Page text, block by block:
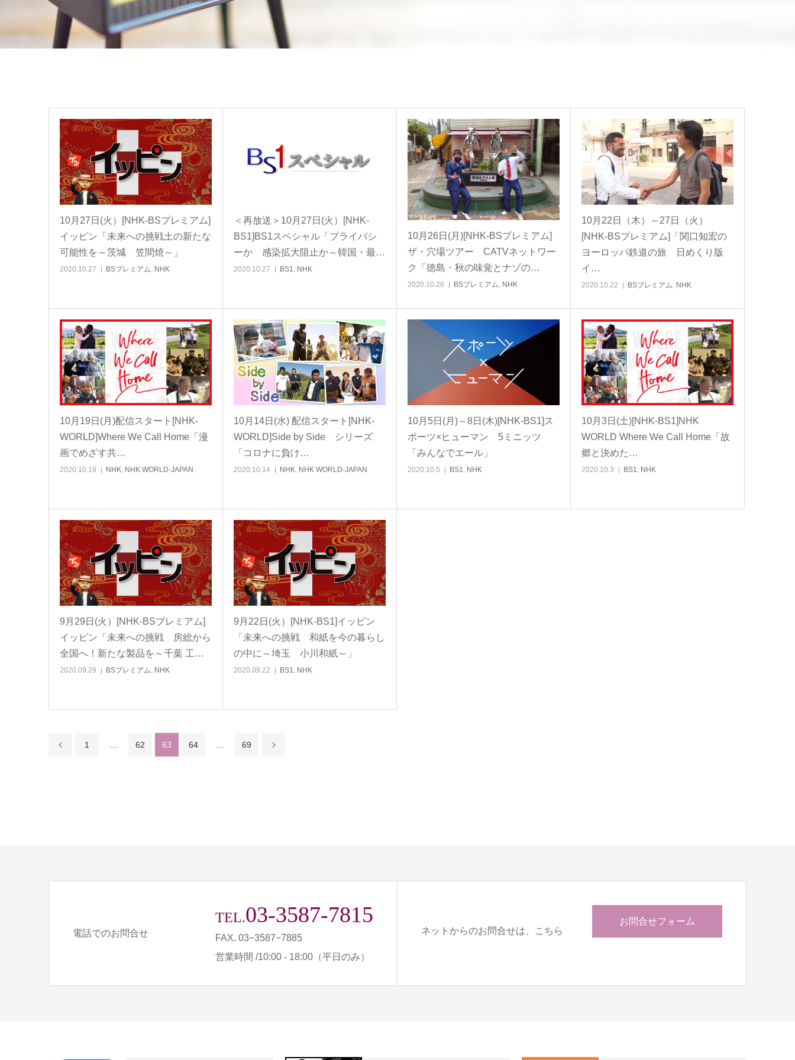
10月27日(火）[NHK-BSプレミアム]
イッピン「未来への挑戦土の新たな
可能性を～茨城 笠間焼～」
2020.10.27 BSプレミアム NHK
＜再放送＞10月27日(火）[NHK-
BS1]BS1スペシャル「プライバシ
ーか 感染拡大阻止か～韓国・最…
2020.10.27 BS1 NHK
10月26日(月)[NHK-BSプレミアム]
ザ・穴場ツアー CATVネットワー
ク「徳島・秋の味覚とナゾの…
2020.10.26 BSプレミアム, NHK
10月22日（木）～27日（火）
[NHK-BSプレミアム]「関口知宏の
ヨーロッパ鉄道の旅 日めくり版
イ…
2020.10.22 BSプレミアム NHK
10月19日(月)配信スタート[NHK-
WORLD]Where We Call Home「漫
画でめざす共…
2020.10.19 NHK NHK WORLD-JAPAN
10月14日(水) 配信スタート[NHK-
WORLD]Side by Side シリーズ
「コロナに負け…
2020.10.14 NHK NHK WORLD-JAPAN
10月5日(月)～8日(木)[NHK-BS1]ス
ポーツ×ヒューマン 5ミニッツ
「みんなでエール」
2020.10.5 BS1 NHK
10月3日(土)[NHK-BS1]NHK
WORLD Where We Call Home「故
郷と決めた…
2020.10.3 BS1 NHK
9月29日(火）[NHK-BSプレミアム]
イッピン「未来への挑戦 房総から
全国へ！新たな製品を～千葉 工…
2020.09.29 BSプレミアム NHK
9月22日(火）[NHK-BS1]イッピン
「未来への挑戦 和紙を今の暮らし
の中に～埼玉 小川和紙～」
2020.09.22 BS1 NHK
1 62 63 64 69
電話でのお問合せ
TEL.03-3587-7815
FAX. 03−3587−7885
営業時間 /10:00 - 18:00（平日のみ）
ネットからのお問合せは、こちら
お問合せフォーム